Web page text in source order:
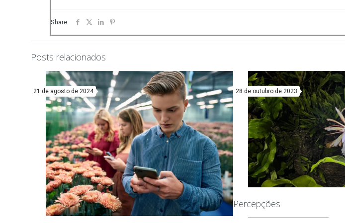
Share
Posts relacionados
21 de agosto de 2024 28 de outubro de 2023
Percepções